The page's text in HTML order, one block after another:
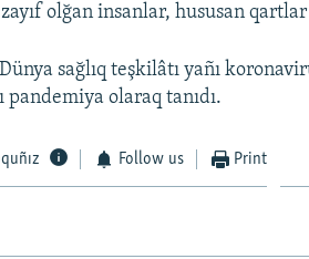
olğan insanlar, hususan
sağlıq teşkilâtı yañı
pandemiya olaraq tanıdı.
Follow us Print